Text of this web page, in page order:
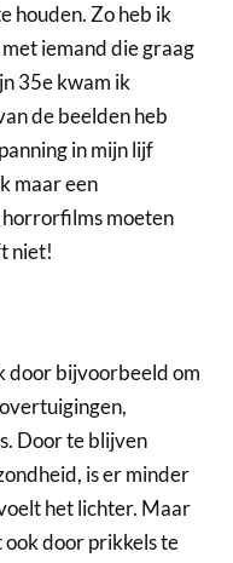
houden. Zo heb ik
iemand die graag
35e kwam ik
de beelden heb
in mijn lijf
maar een
moeten
niet!
door bijvoorbeeld om
Door te blijven
is er minder
het lichter. Maar
door prikkels te